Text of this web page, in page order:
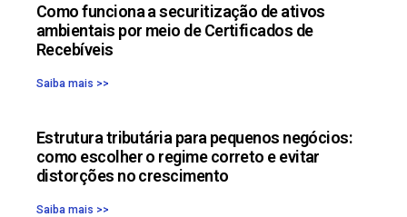
Como funciona a securitização de ativos
ambientais por meio de Certificados de
Recebíveis
Saiba mais >>
Estrutura tributária para pequenos negócios:
como escolher o regime correto e evitar
distorções no crescimento
Saiba mais >>